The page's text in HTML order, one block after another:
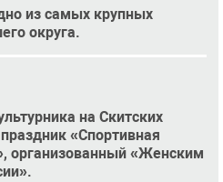
из самых крупных
округа.
на Скитских
«Спортивная
организованный «Женским